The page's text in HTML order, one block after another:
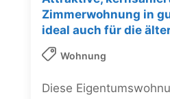
Zimmerwohnung in
ideal auch für die
Wohnung
Diese